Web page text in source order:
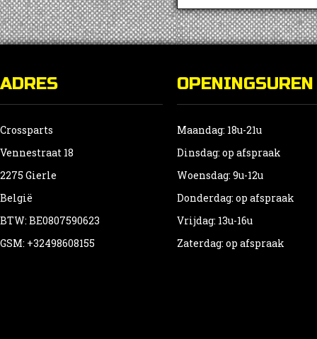
ADRES
Crossparts
Vennestraat 18
2275 Gierle
België
BTW: BE0807590623
GSM: +32498608155
OPENINGSUREN
Maandag: 18u-21u
Dinsdag: op afspraak
Woensdag: 9u-12u
Donderdag: op afspraak
Vrijdag: 13u-16u
Zaterdag: op afspraak